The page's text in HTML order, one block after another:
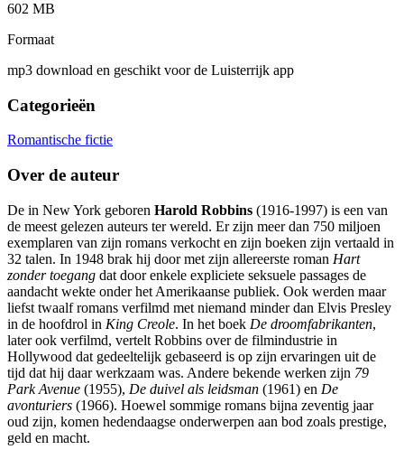
602 MB
Formaat
mp3 download en geschikt voor de Luisterrijk app
Categorieën
Romantische fictie
Over de auteur
De in New York geboren Harold Robbins (1916-1997) is een van
de meest gelezen auteurs ter wereld. Er zijn meer dan 750 miljoen
exemplaren van zijn romans verkocht en zijn boeken zijn vertaald in
32 talen. In 1948 brak hij door met zijn allereerste roman Hart
zonder toegang dat door enkele expliciete seksuele passages de
aandacht wekte onder het Amerikaanse publiek. Ook werden maar
liefst twaalf romans verfilmd met niemand minder dan Elvis Presley
in de hoofdrol in King Creole. In het boek De droomfabrikanten,
later ook verfilmd, vertelt Robbins over de filmindustrie in
Hollywood dat gedeeltelijk gebaseerd is op zijn ervaringen uit de
tijd dat hij daar werkzaam was. Andere bekende werken zijn 79
Park Avenue (1955), De duivel als leidsman (1961) en De
avonturiers (1966). Hoewel sommige romans bijna zeventig jaar
oud zijn, komen hedendaagse onderwerpen aan bod zoals prestige,
geld en macht.